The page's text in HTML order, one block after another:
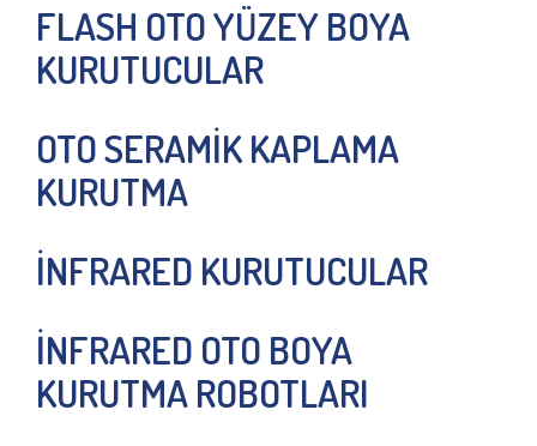
FLASH OTO YÜZEY BOYA
KURUTUCULAR
OTO SERAMİK KAPLAMA
KURUTMA
İNFRARED KURUTUCULAR
İNFRARED OTO BOYA
KURUTMA ROBOTLARI